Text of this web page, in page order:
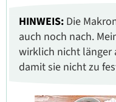
HINWEIS: Die
auch noch nach.
wirklich nicht länger
damit sie nicht zu